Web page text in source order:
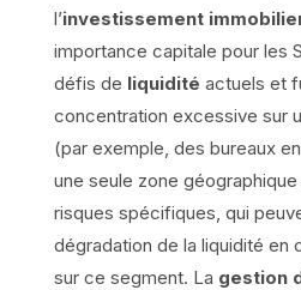
l’investissement
importance capitale pour les
défis de liquidité actuels et
concentration excessive sur
(par exemple, des bureaux
une seule zone
risques spécifiques, qui
dégradation de la liquidité en
sur ce segment. La gestion